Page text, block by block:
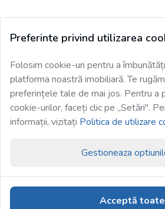
Preferinte privind utilizarea
Folosim cookie-uri pentru a
platforma noastră imobiliară. Te
preferințele tale de mai jos. Pentru a
cookie-urilor, faceți clic pe „Setări".
informații, vizitați Politica de utilizare
Gestioneaza
Acceptă toate